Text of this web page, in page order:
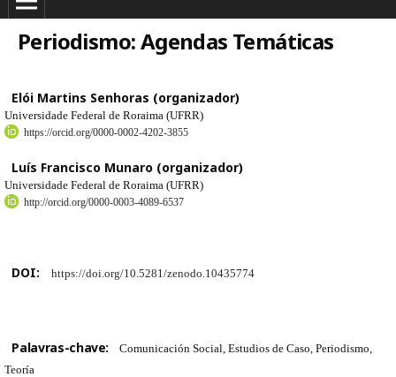
Periodismo: Agendas Temáticas
Elói Martins Senhoras (organizador)
Universidade Federal de Roraima (UFRR)
https://orcid.org/0000-0002-4202-3855
Luís Francisco Munaro (organizador)
Universidade Federal de Roraima (UFRR)
http://orcid.org/0000-0003-4089-6537
DOI: https://doi.org/10.5281/zenodo.10435774
Palavras-chave:
Comunicación Social, Estudios de Caso, Periodismo,
Teoría